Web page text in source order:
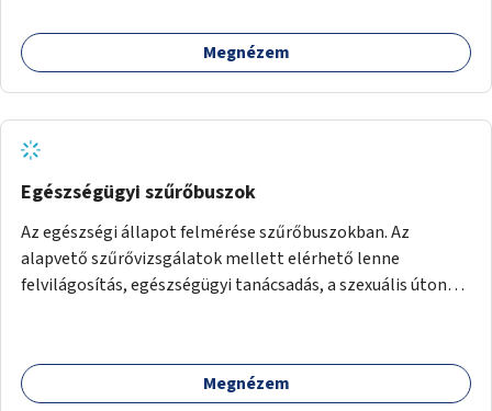
felhasználó.
Megnézem
Egészségügyi szűrőbuszok
Az egészségi állapot felmérése szűrőbuszokban. Az
alapvető szűrővizsgálatok mellett elérhető lenne
felvilágosítás, egészségügyi tanácsadás, a szexuális úton
Megnézem